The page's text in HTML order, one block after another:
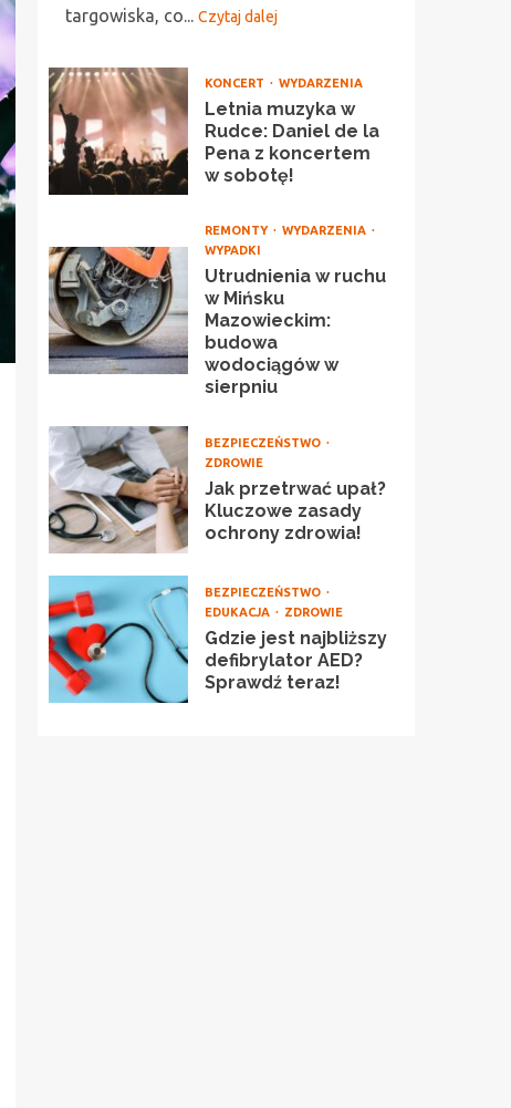
targowiska, co... Czytaj dalej
KONCERT WYDARZENIA
Letnia muzyka w
Rudce: Daniel de la
Pena z koncertem
w sobotę!
REMONTY
WYDARZENIA
WYPADKI
Utrudnienia w ruchu
w Mińsku
Mazowieckim:
budowa
wodociągów w
sierpniu
BEZPIECZEŃSTWO
ZDROWIE
Jak przetrwać upał?
Kluczowe zasady
ochrony zdrowia!
BEZPIECZEŃSTWO
EDUKACJA
ZDROWIE
Gdzie jest najbliższy
defibrylator AED?
Sprawdź teraz!